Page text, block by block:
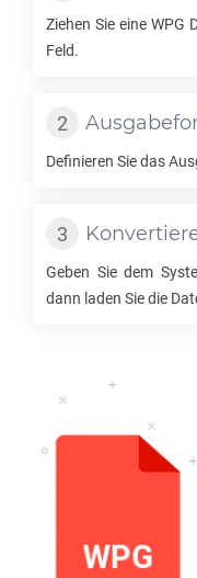
Ziehen Sie eineWPG
Feld.
Definieren Sie das
Geben Sie dem
dann laden Sie die